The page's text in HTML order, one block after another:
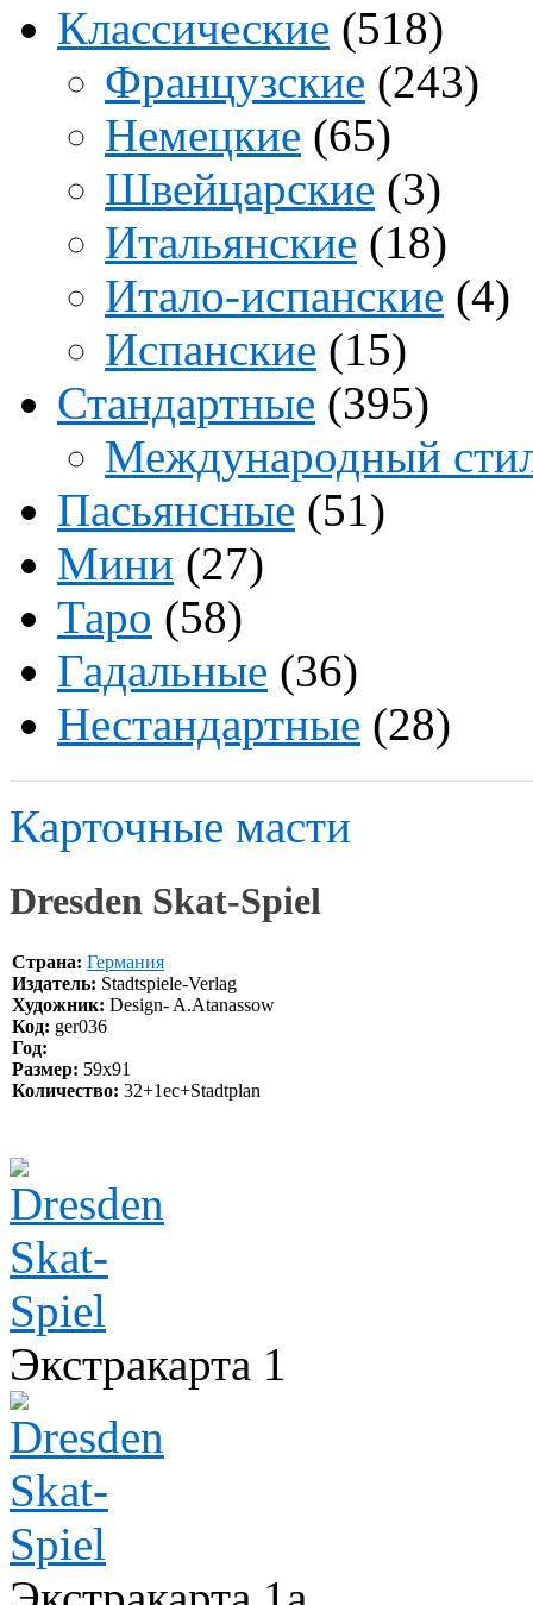
Классические (518)
Французские (243)
Немецкие (65)
Швейцарские (3)
Итальянские (18)
Итало-испанские (4)
Испанские (15)
Стандартные (395)
Международный
Пасьянсные (51)
Мини (27)
Таро (58)
Гадальные (36)
Нестандартные (28)
Карточные масти
Dresden Skat-Spiel
Страна: Германия
Издатель: Stadtspiele-Verlag
Художник: Design- A.Atanassow
Код: ger036
Год:
Размер: 59x91
Количество: 32+1ес+Stadtplan
Экстракарта 1